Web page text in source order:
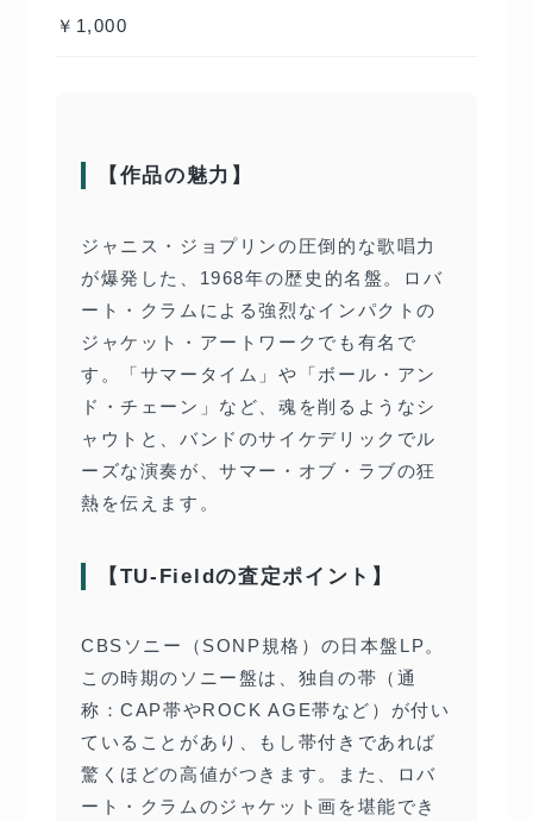
￥1,000
【作品の魅力】
ジャニス・ジョプリンの圧倒的な歌唱力
が爆発した、1968年の歴史的名盤。ロバ
ート・クラムによる強烈なインパクトの
ジャケット・アートワークでも有名で
す。「サマータイム」や「ボール・アン
ド・チェーン」など、魂を削るようなシ
ャウトと、バンドのサイケデリックでル
ーズな演奏が、サマー・オブ・ラブの狂
熱を伝えます。
【TU-Fieldの査定ポイント】
CBSソニー（SONP規格）の日本盤LP。
この時期のソニー盤は、独自の帯（通
称：CAP帯やROCK AGE帯など）が付い
ていることがあり、もし帯付きであれば
驚くほどの高値がつきます。また、ロバ
ート・クラムのジャケット画を堪能でき